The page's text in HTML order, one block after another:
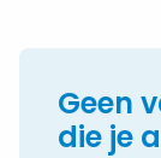
Geen
die je